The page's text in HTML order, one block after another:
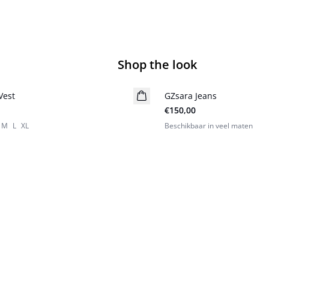
Shop the look
M L XL
Nieuw
GZsara Jeans
€150,00
Beschikbaar in veel maten